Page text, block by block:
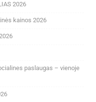
2026
kainos 2026
paslaugas – vienoje